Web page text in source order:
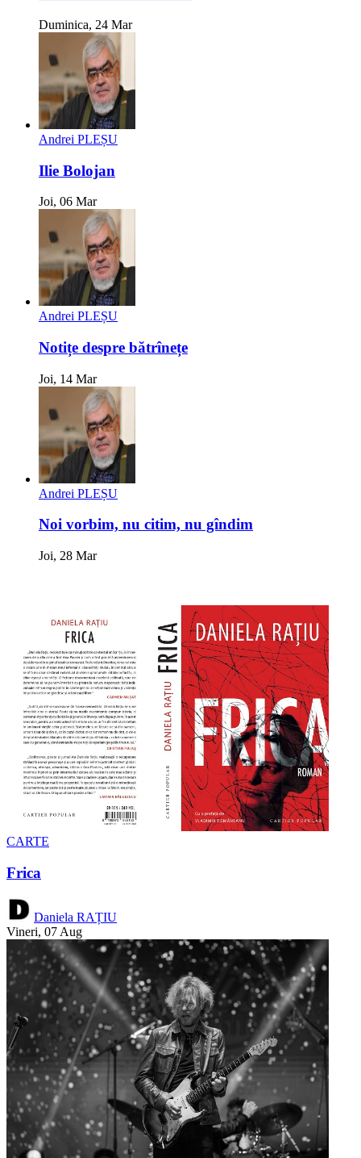
Duminica, 24 Mar
Andrei PLEȘU
Ilie Bolojan
Joi, 06 Mar
Andrei PLEȘU
Notițe despre bătrînețe
Joi, 14 Mar
Andrei PLEȘU
Noi vorbim, nu citim, nu gîndim
Joi, 28 Mar
CARTE
Frica
Daniela RAȚIU
Vineri, 07 Aug